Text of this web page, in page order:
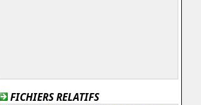
FICHIERS RELATIFS